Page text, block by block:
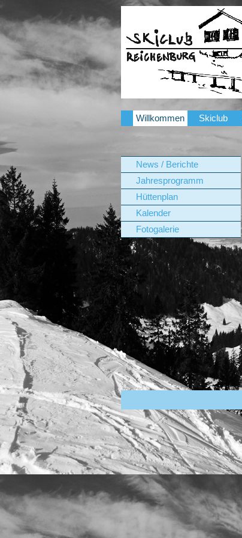
Willkommen Skiclub
News / Berichte
Jahresprogramm
Hüttenplan
Kalender
Fotogalerie